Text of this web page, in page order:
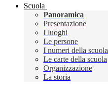
Scuola
Panoramica
Presentazione
I luoghi
Le persone
I numeri della scuola
Le carte della scuola
Organizzazione
La storia